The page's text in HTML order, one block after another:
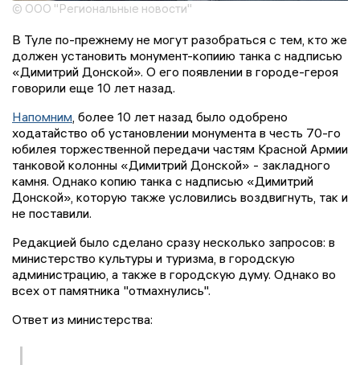
© ООО "Региональные новости"
В Туле по-прежнему не могут разобраться с тем, кто же
должен установить монумент-копиию танка с надписью
«Димитрий Донской». О его появлении в городе-героя
говорили еще 10 лет назад.
Напомним, более 10 лет назад было одобрено
ходатайство об установлении монумента в честь 70-го
юбилея торжественной передачи частям Красной Армии
танковой колонны «Димитрий Донской» - закладного
камня. Однако копию танка с надписью «Димитрий
Донской», которую также условились воздвигнуть, так и
не поставили.
Редакцией было сделано сразу несколько запросов: в
министерство культуры и туризма, в городскую
администрацию, а также в городскую думу. Однако во
всех от памятника "отмахнулись".
Ответ из министерства: